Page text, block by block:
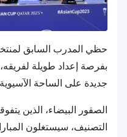
حظي المدرب السابق
بفرصة إعداد طويلة
جديدة على الساحة
التصنيف، سيستغلون